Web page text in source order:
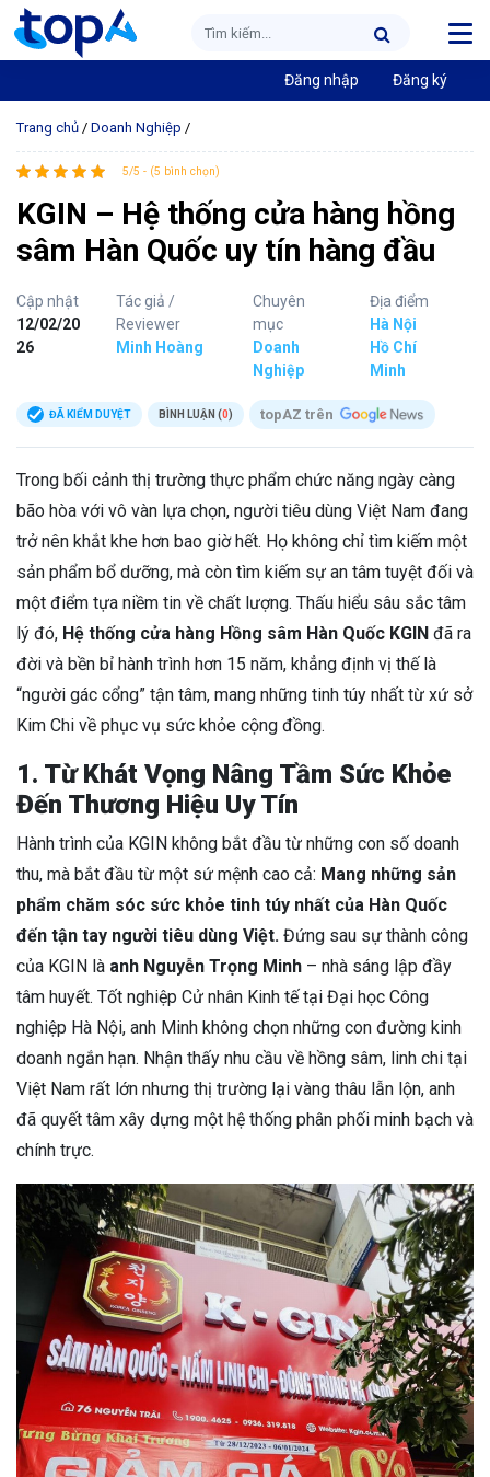
Đăng nhập Đăng ký
Trang chủ / Doanh Nghiệp /
5/5 - (5 bình chọn)
KGIN – Hệ thống cửa hàng hồng
sâm Hàn Quốc uy tín hàng đầu
Cập nhật
12/02/20
26
Tác giả /
Reviewer
Minh Hoàng
Chuyên
mục
Doanh
Nghiệp
Địa điểm
Hà Nội
Hồ Chí
Minh
ĐÃ KIỂM DUYỆT BÌNH LUẬN (0) topAZ trên
Trong bối cảnh thị trường thực phẩm chức năng ngày càng
bão hòa với vô vàn lựa chọn, người tiêu dùng Việt Nam đang
trở nên khắt khe hơn bao giờ hết. Họ không chỉ tìm kiếm một
sản phẩm bổ dưỡng, mà còn tìm kiếm sự an tâm tuyệt đối và
một điểm tựa niềm tin về chất lượng. Thấu hiểu sâu sắc tâm
lý đó, Hệ thống cửa hàng Hồng sâm Hàn Quốc KGIN đã ra
đời và bền bỉ hành trình hơn 15 năm, khẳng định vị thế là
“người gác cổng” tận tâm, mang những tinh túy nhất từ xứ sở
Kim Chi về phục vụ sức khỏe cộng đồng.
1. Từ Khát Vọng Nâng Tầm Sức Khỏe
Đến Thương Hiệu Uy Tín
Hành trình của KGIN không bắt đầu từ những con số doanh
thu, mà bắt đầu từ một sứ mệnh cao cả: Mang những sản
phẩm chăm sóc sức khỏe tinh túy nhất của Hàn Quốc
đến tận tay người tiêu dùng Việt. Đứng sau sự thành công
của KGIN là anh Nguyễn Trọng Minh – nhà sáng lập đầy
tâm huyết. Tốt nghiệp Cử nhân Kinh tế tại Đại học Công
nghiệp Hà Nội, anh Minh không chọn những con đường kinh
doanh ngắn hạn. Nhận thấy nhu cầu về hồng sâm, linh chi tại
Việt Nam rất lớn nhưng thị trường lại vàng thâu lẫn lộn, anh
đã quyết tâm xây dựng một hệ thống phân phối minh bạch và
chính trực.